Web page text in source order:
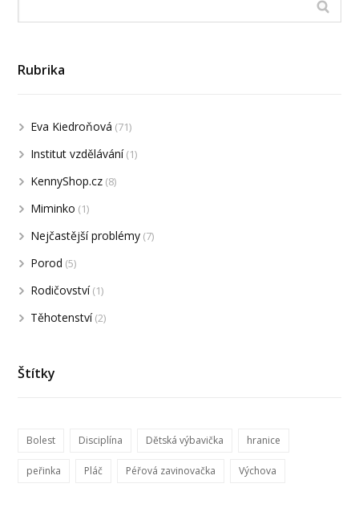
Rubrika
Eva Kiedroňová (71)
Institut vzdělávání(1)
KennyShop.cz (8)
Miminko (1)
Nejčastější problémy (7)
Porod (5)
Rodičovství(1)
Těhotenství(2)
Štítky
Bolest Disciplína Dětská výbavička hranice
peřinka Pláč Péřová zavinovačka Výchova